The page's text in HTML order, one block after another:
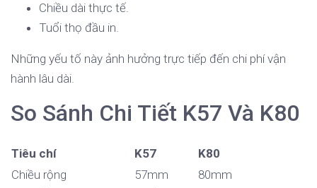
Chiều dài thực tế.
Tuổi thọ đầu in.
Những yếu tố này ảnh hưởng trực tiếp đến chi phí vận
hành lâu dài.
So Sánh Chi Tiết K57 Và K80
Tiêu chí K57
K80
Chiều rộng
57mm
80mm